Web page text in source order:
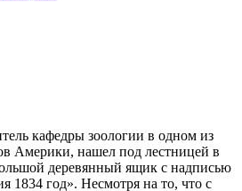
кафедры зоологии в одном из
Америки, нашел под лестницей в
деревянный ящик с надписью
1834 год». Несмотря на то, что с